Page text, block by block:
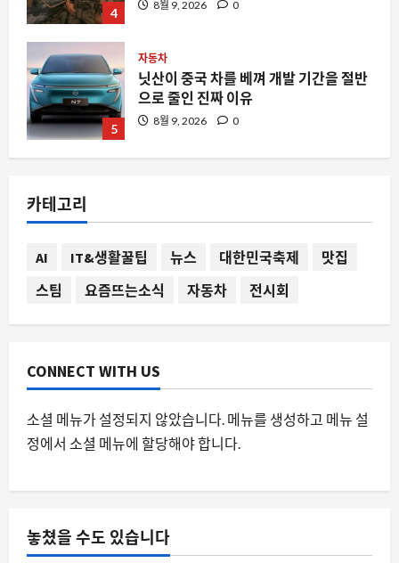
5
으로 줄인 진짜 이유
1
자동차
미국 전문가가 고른 6 대 중국 전기차, 왜
지금 주목받는가
스팀에서 ‘Absolute Cinema’가 주목받
8월 9, 2026 0
3
요즘뜨는소식
스팀
자동차
카테고리
AI IT&생활꿀팁 뉴스 대한민국축제
맛집
스팀
요즘뜨는소식 자동차 전시회
CONNECT WITH US
소셜 메뉴가 설정되지 않았습니다. 메뉴를 생성하고 메뉴 설
정에서 소셜 메뉴에 할당해야 합니다.
놓쳤을 수도 있습니다